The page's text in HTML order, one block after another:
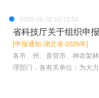
2026-06-02 10:12:54
省科技厅关于组织申
[申报通知-湖北省-2026年]
各市、州、直管市、神农架
理部门，各有关单位：为大